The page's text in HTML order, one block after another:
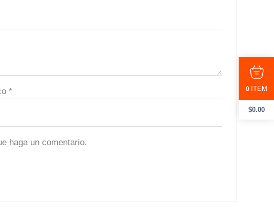
*
haga un comentario.
0 ITEM
$0.00